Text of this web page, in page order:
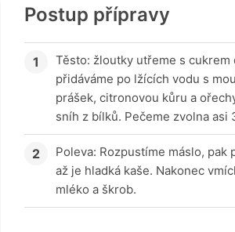
Postup přípravy
Těsto: žloutky utřeme s cukrem
přidáváme po lžících vodu s
prášek, citronovou kůru a
sníh z bílků. Pečeme zvolna asi
Poleva: Rozpustíme máslo, pak
až je hladká kaše. Nakonec
mléko a škrob.